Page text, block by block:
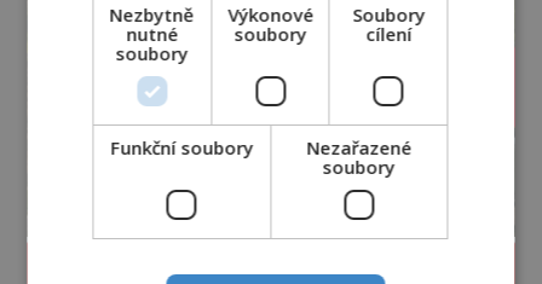
PROLISTOVAT ČASOPIS
Nezbytně
nutné
soubory
Výkonové
soubory
Soubory
cílení
Funkční soubory
Nezařazené
soubory